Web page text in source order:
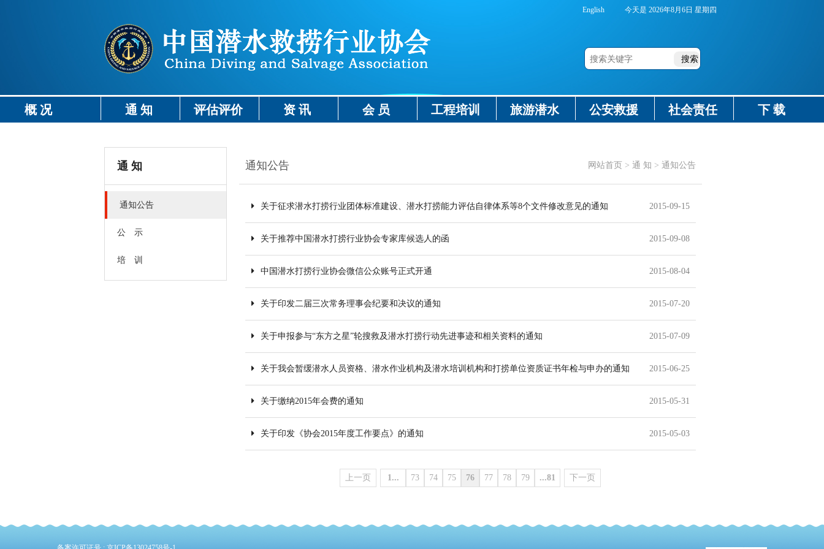
English 今天是 2026年8月6日 星期四
概 况 通 知 评估评价 资 讯 会 员 工程培训 旅游潜水 公安救援 社会责任 下 载
通 知
通知公告
公 示
培 训
通知公告 网站首页 > 通 知 > 通知公告
关于征求潜水打捞行业团体标准建设、潜水打捞能力评估自律体系等8个文件修改意见的通知 2015-09-15
关于推荐中国潜水打捞行业协会专家库候选人的函 2015-09-08
中国潜水打捞行业协会微信公众账号正式开通 2015-08-04
关于印发二届三次常务理事会纪要和决议的通知 2015-07-20
关于申报参与“东方之星”轮搜救及潜水打捞行动先进事迹和相关资料的通知 2015-07-09
关于我会暂缓潜水人员资格、潜水作业机构及潜水培训机构和打捞单位资质证书年检与申办的通知 2015-06-25
关于缴纳2015年会费的通知 2015-05-31
关于印发《协会2015年度工作要点》的通知 2015-05-03
上一页 1... 73 74 75 76 77 78 79 ...81 下一页